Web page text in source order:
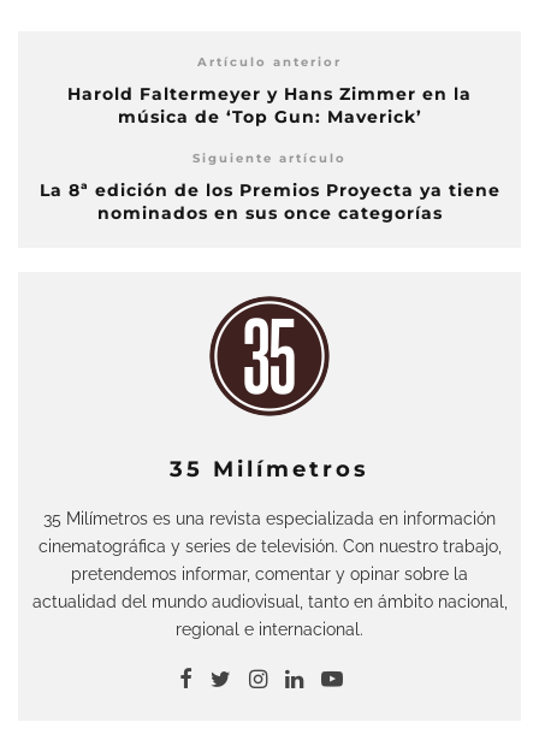
Artículo anterior
Harold Faltermeyer y Hans Zimmer en la
música de ‘Top Gun: Maverick’
Siguiente artículo
La 8ª edición de los Premios Proyecta ya tiene
nominados en sus once categorías
35 Milímetros
35 Milímetros es una revista especializada en información
cinematográfica y series de televisión. Con nuestro trabajo,
pretendemos informar, comentar y opinar sobre la
actualidad del mundo audiovisual, tanto en ámbito nacional,
regional e internacional.